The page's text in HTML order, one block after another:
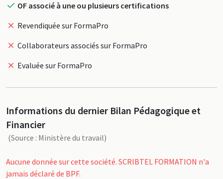
OF associé à une ou plusieurs certifications
Revendiquée sur FormaPro
Collaborateurs associés sur FormaPro
Evaluée sur FormaPro
Informations du dernier Bilan Pédagogique et
Financier
(Source : Ministère du travail)
Aucune donnée sur cette société. SCRIBTEL FORMATION n'a
jamais déclaré de BPF.